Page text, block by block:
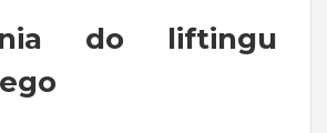
do liftingu